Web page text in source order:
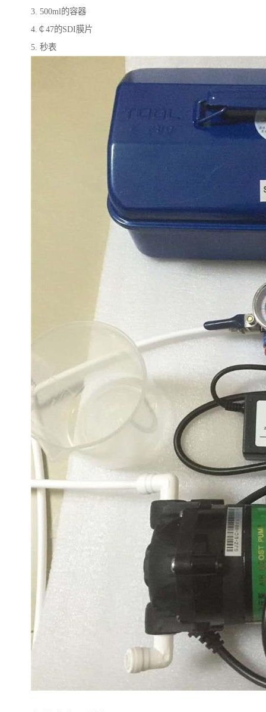
3. 500ml的容器
4.￠47的SDI膜片
5. 秒表